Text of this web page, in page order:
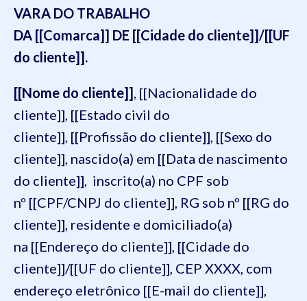
VARA DO TRABALHO
DA [[Comarca]] DE [[Cidade do cliente]]/[[UF
do cliente]].
[[Nome do cliente]] , [[Nacionalidade do
cliente]], [[Estado civil do
cliente]], [[Profissão do cliente]], [[Sexo do
cliente]], nascido(a) em [[Data de nascimento
do cliente]], inscrito(a) no CPF sob
nº [[CPF/CNPJ do cliente]], RG sob nº [[RG do
cliente]], residente e domiciliado(a)
na [[Endereço do cliente]], [[Cidade do
cliente]]/[[UF do cliente]], CEP XXXX, com
endereço eletrônico [[E-mail do cliente]],